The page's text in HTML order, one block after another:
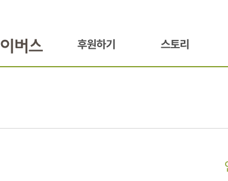
후원하기 스토리